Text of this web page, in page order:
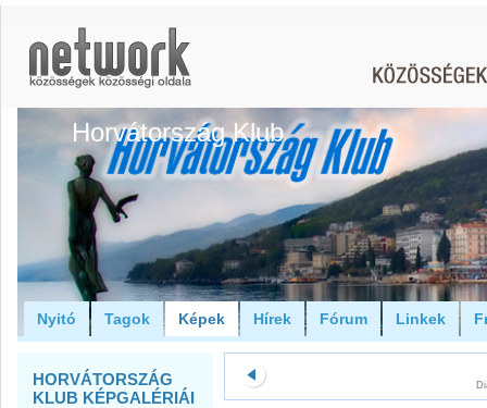
Horvátország Klub
Nyitó Tagok Képek Hírek Fórum Linkek
HORVÁTORSZÁG
KLUB KÉPGALÉRIÁI